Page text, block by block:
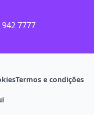
7777
Termos e condições